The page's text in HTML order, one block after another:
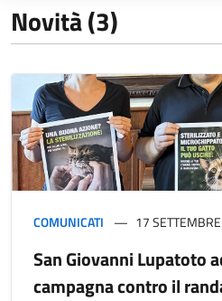
Novità (3)
COMUNICATI 17
San Giovanni Lupatoto
campagna contro il